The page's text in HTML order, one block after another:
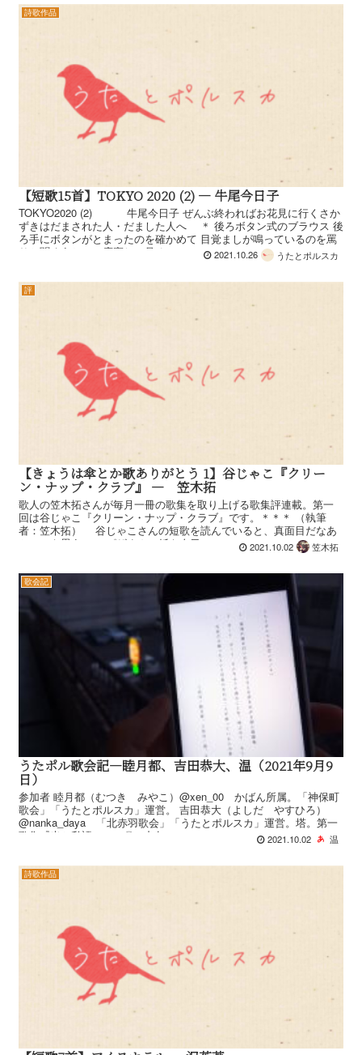
詩歌作品
【短歌15首】TOKYO 2020 (2) — 牛尾今日子
TOKYO2020 (2) 牛尾今日子 ぜんぶ終わればお花見に行くさか
ずきはだまされた人・だました人へ ＊ 後ろボタン式のブラウス 後
ろ手にボタンがとまったのを確かめて 目覚ましが鳴っているのを罵
りと聞くうちに二度寝して見る...
2021.10.26 うたとポルスカ
評
【きょうは傘とか歌ありがとう 1】谷じゃこ『クリー
ン・ナップ・クラブ』 ― 笠木拓
歌人の笠木拓さんが毎月一冊の歌集を取り上げる歌集評連載。第一
回は谷じゃこ『クリーン・ナップ・クラブ』です。＊＊＊ （執筆
者：笠木拓） 谷じゃこさんの短歌を読んでいると、真面目だなあ
といつも思う。 ピザまんの紙を夕日...
2021.10.02 笠木拓
歌会記
うたポル歌会記―睦月都、吉田恭大、温（2021年9月9
日）
参加者 睦月都（むつき みやこ）@xen_00 かばん所属。「神保町
歌会」「うたとポルスカ」運営。 吉田恭大（よしだ やすひろ）
@nanka_daya 「北赤羽歌会」「うたとポルスカ」運営。塔。第一
歌集『光と私語』（二〇一九年...
2021.10.02 温
詩歌作品